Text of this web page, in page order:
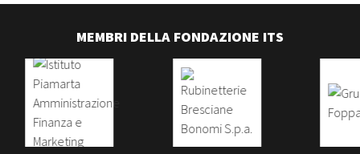
MEMBRI DELLA FONDAZIONE ITS